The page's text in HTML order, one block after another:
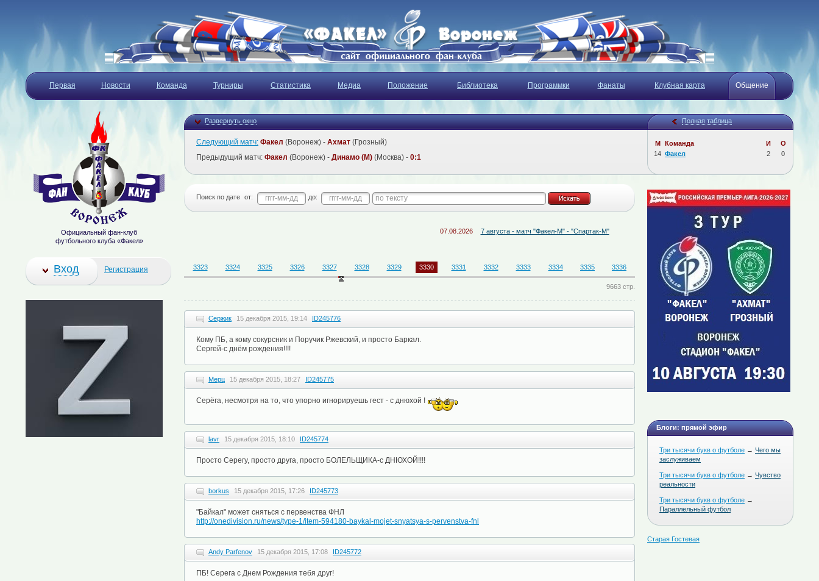
Первая Новости Команда Турниры Статистика Медиа Положение Библиотека Программки Фанаты Клубная карта Общение
Развернуть окно Полная таблица
М Команда И
О
14 Факел 2 0
Следующий матч: Факел (Воронеж) - Ахмат (Грозный)
Предыдущий матч: Факел (Воронеж) - Динамо (М) (Москва) - 0:1
Поиск по дате от: до:
07.08.2026 7 августа - матч "Факел-М" - "Спартак-М" Определён состав судейской бригады на матч
3323 3324 3325 3326 3327 3328 3329 3330 3331 3332 3333 3334 3335 3336
9663 стр.
Сержик 15 декабря 2015, 19:14 ID245776
Кому ПБ, а кому сокурсник и Поручик Ржевский, и просто Баркал.
Сергей-с днём рождения!!!!
Мерц 15 декабря 2015, 18:27 ID245775
Серёга, несмотря на то, что упорно игнорируешь гест - с днюхой !
lavr 15 декабря 2015, 18:10 ID245774
Просто Серегу, просто друга, просто БОЛЕЛЬЩИКА-с ДНЮХОЙ!!!!
borkus 15 декабря 2015, 17:26 ID245773
"Байкал" может сняться с первенства ФНЛ
http://onedivision.ru/news/type-1/item-594180-baykal-mojet-snyatsya-s-pervenstva-fnl
Andy Parfenov 15 декабря 2015, 17:08 ID245772
ПБ! Серега с Днем Рождения тебя друг!
Блоги: прямой эфир
Три тысячи букв о футболе → Чего мы
заслуживаем
Три тысячи букв о футболе → Чувство
реальности
Три тысячи букв о футболе →
Параллельный футбол
Старая Гостевая
Официальный фан-клуб
футбольного клуба «Факел»
Вход Регистрация